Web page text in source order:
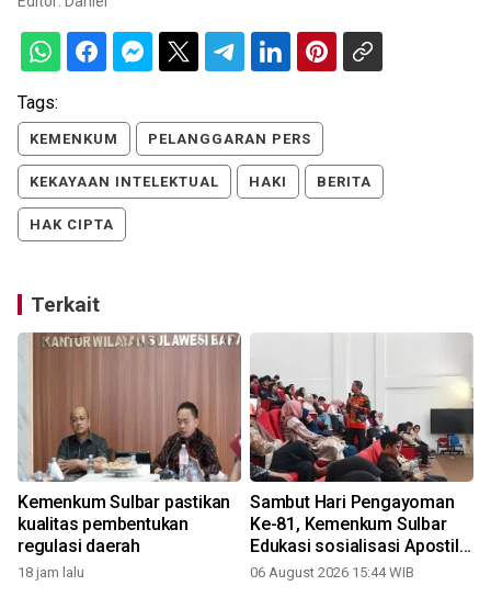
Tags:
KEMENKUM PELANGGARAN PERS
KEKAYAAN INTELEKTUAL HAKI BERITA
HAK CIPTA
Terkait
Kemenkum Sulbar pastikan
kualitas pembentukan
regulasi daerah
18 jam lalu
Sambut Hari Pengayoman
Ke-81, Kemenkum Sulbar
Edukasi sosialisasi Apostille
di Unsulbar
06 August 2026 15:44 WIB